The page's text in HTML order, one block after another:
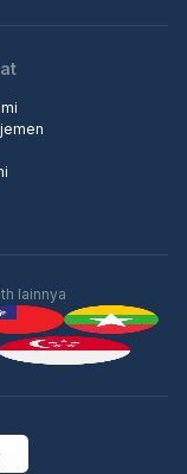
lainnya